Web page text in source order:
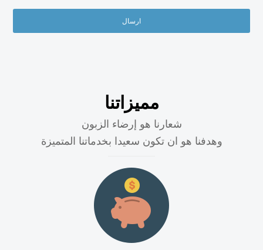
مميزاتنا
شعارنا هو إرضاء الزبون
وهدفنا هو ان تكون سعيدا بخدماتنا المتميزة